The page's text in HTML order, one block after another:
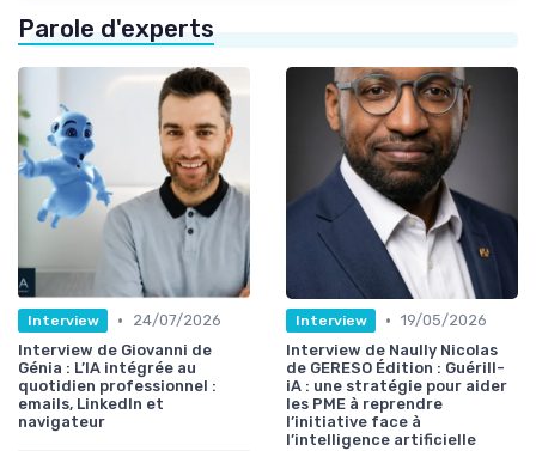
Parole d'experts
Interview •
24/07/2026
Interview de Giovanni de
Génia : L’IA intégrée au
quotidien professionnel :
emails, LinkedIn et
navigateur
Interview • 19/05/2026
Interview de Naully Nicolas
de GERESO Édition : Guérill-
iA : une stratégie pour aider
les PME à reprendre
l’initiative face à
l’intelligence artificielle